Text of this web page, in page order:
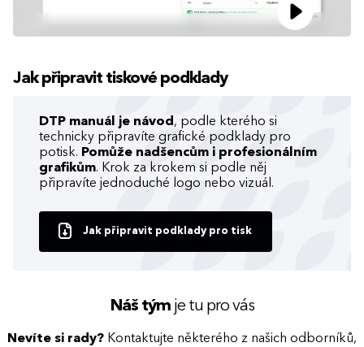
Jak připravit tiskové podklady
DTP manuál je návod , podle kterého si
technicky připravíte grafické podklady pro
potisk. Pomůže nadšencům i profesionálním
grafikům. Krok za krokem si podle něj
připravíte jednoduché logo nebo vizuál.
Jak připravit podklady pro tisk
Náš týmje tu pro vás
Nevíte si rady? Kontaktujte některého z našich odborníků,